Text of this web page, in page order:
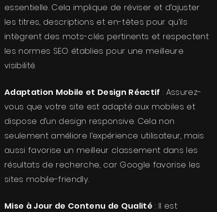
essentielle. Cela implique de réviser et d’ajuster
les titres, descriptions et en-têtes pour qu’ils
intègrent des mots-clés pertinents et respectent
les normes SEO établies pour une meilleure
visibilité.
Adaptation Mobile et Design Réactif : Assurez-
vous que votre site est adapté aux mobiles et
dispose d’un design responsive. Cela non
seulement améliore l’expérience utilisateur, mais
aussi favorise un meilleur classement dans les
résultats de recherche, car Google favorise les
sites mobile-friendly.
Mise à Jour de Contenu de Qualité : Il est